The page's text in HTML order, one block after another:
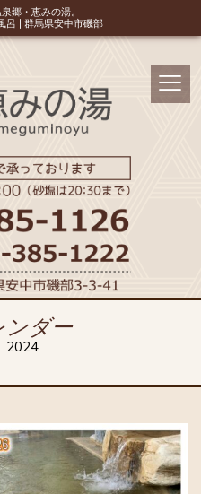
郷・恵みの湯。
呂 | 群馬県安中市磯部
ンダー
2024